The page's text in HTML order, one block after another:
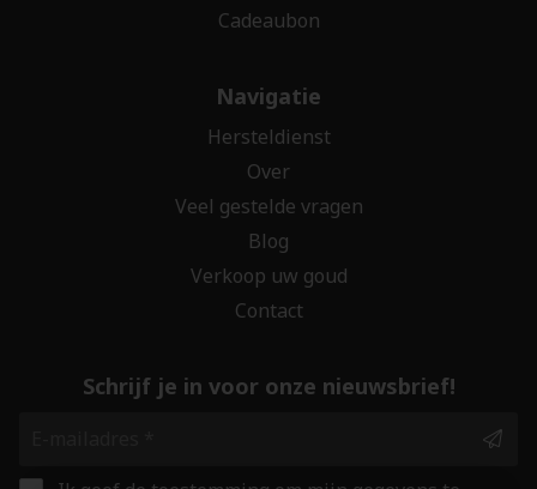
Cadeaubon
Navigatie
Hersteldienst
Over
Veel gestelde vragen
Blog
Verkoop uw goud
Contact
Schrijf je in voor onze nieuwsbrief!